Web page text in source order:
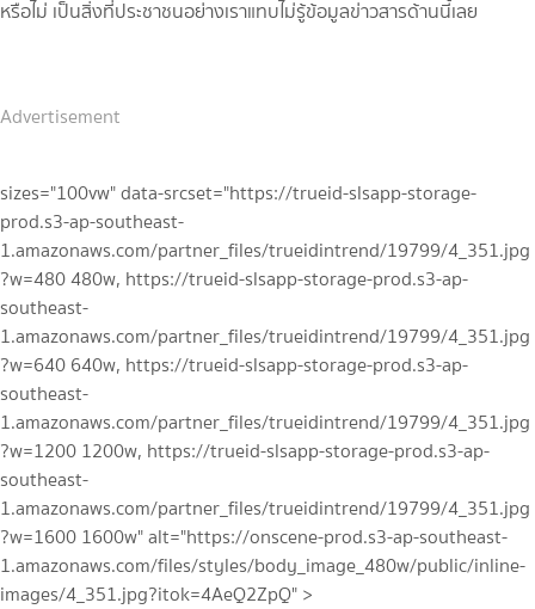
หรือไม่ เป็นสิ่งที่ประชาชนอย่างเราแทบไม่รู้ข้อมูลข่าวสารด้านนี้เลย
Advertisement
sizes="100vw" data-srcset="https://trueid-slsapp-storage-
prod.s3-ap-southeast-
1.amazonaws.com/partner_files/trueidintrend/19799/4_351.jpg
?w=480 480w, https://trueid-slsapp-storage-prod.s3-ap-
southeast-
1.amazonaws.com/partner_files/trueidintrend/19799/4_351.jpg
?w=640 640w, https://trueid-slsapp-storage-prod.s3-ap-
southeast-
1.amazonaws.com/partner_files/trueidintrend/19799/4_351.jpg
?w=1200 1200w, https://trueid-slsapp-storage-prod.s3-ap-
southeast-
1.amazonaws.com/partner_files/trueidintrend/19799/4_351.jpg
?w=1600 1600w" alt="https://onscene-prod.s3-ap-southeast-
1.amazonaws.com/files/styles/body_image_480w/public/inline-
images/4_351.jpg?itok=4AeQ2ZpQ" >